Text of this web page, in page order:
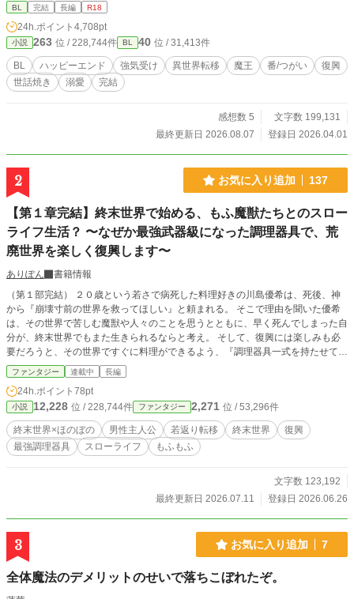
になった青年が、傷ついた国と心を再生していく、溺愛×異世界復興BLファンタ
ジー。
BL 完結 長編 R18
24h.ポイント 4,708pt
小説 263 位 / 228,744件 BL 40 位 / 31,413件
BL ハッピーエンド 強気受け 異世界転移 魔王 番/つがい
復興
世話焼き
溺愛 完結
感想数 5
文字数 199,131
最終更新日 2026.08.07
登録日 2026.04.01
2 お気に入り追加 137
【第１章完結】終末世界で始める、もふ魔獣たちとのスロー
ライフ生活？ 〜なぜか最強武器級になった調理器具で、荒
廃世界を楽しく復興します〜
ありぽん
書籍情報
（第１部完結） ２０歳という若さで病死した料理好きの川島優希は、死後、神
から『崩壊寸前の世界を救ってほしい』と頼まれる。 そこで理由を聞いた優希
は、その世界で苦しむ魔獣や人々のことを思うとともに、早く死んでしまった自
分が、終末世界でもまた生きられるならと考え。 そして、復興には楽しみも必
要だろうと、その世界ですぐに料理ができるよう、『調理器具一式を持たせてく
れるなら』という条件で、異世界へ行くことを了承する。……神が優希へ託した
希望の大きさを知らずに。 そうしていざ転移した優希だったが、転移早々問題
が発生。転移先は予定していた街の近くではなく、荒れ果てた森の中。さらには
中学生くらいまで若返っており、優希は予想外の出来事に動揺してしまう。 し
かし、その動揺も長くは続かず。優希は持ち前の穏やかで前向きな性格で、すぐ
に現状を受け入れると、まずは住む場所を確保。 それから枯れた土地に種を蒔
き、魔獣と契約しながら、まさかの力を秘めた調理器具を駆使し、新たな生活を
で、ほのぼのスローライフを送りながら、世界を復興していく。
ファンタジー 連載中 長編
24h.ポイント 78pt
小説 12,228 位 / 228,744件 ファンタジー 2,271 位 / 53,296件
終末世界×ほのぼの 男性主人公 若返り転移 終末世界
復興
最強調理器具
スローライフ もふもふ
文字数 123,192
最終更新日 2026.07.11
登録日 2026.06.26
3 お気に入り追加 7
全体魔法のデメリットのせいで落ちこぼれたぞ。